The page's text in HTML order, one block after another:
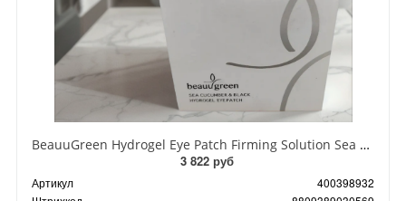
BeauuGreen Hydrogel Eye Patch Firming Solution Sea Cocumber & Black Гидрогелевые патчи для кожи вокруг глаз с экстрактом черного морского огурца 60 шт 90 гр
3 822 руб
Артикул
400398932